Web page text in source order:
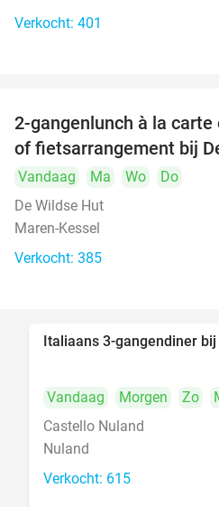
Verkocht: 401
2-gangenlunch à la
of fietsarrangement bij
Vandaag Ma Wo
Do
De Wildse Hut
Maren-Kessel
Verkocht: 385
Italiaans 3-gangendiner
Vandaag Morgen Zo
Castello Nuland
Nuland
Verkocht: 615